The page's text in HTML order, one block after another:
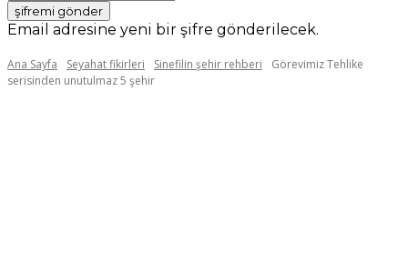
Email adresine yeni bir şifre gönderilecek.
Ana Sayfa Seyahat fikirleri Sinefilin şehir rehberi
Görevimiz Tehlike
serisinden unutulmaz 5 şehir